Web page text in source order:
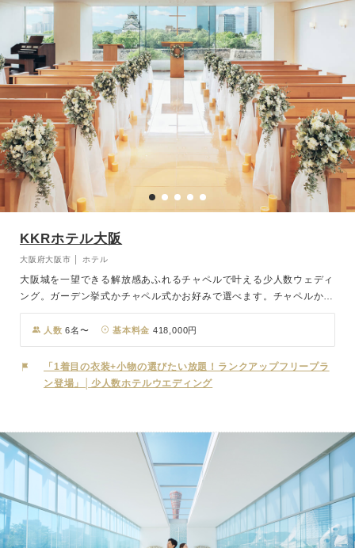
KKRホテル大阪
大阪府大阪市 │ ホテル
大阪城を一望できる解放感あふれるチャペルで叶える少人数ウェディ
ング。ガーデン挙式かチャペル式かお好みで選べます。チャペルから
は大阪城が見え、食事会場からも開放感溢れる景色が広がります。特
別な瞬間を、大阪城の美しい景色と共にお楽しみください。
人数 6名〜 基本料金 418,000円
「1着目の衣装+小物の選びたい放題！ランクアップフリープラ
ン登場」│少人数ホテルウエディング